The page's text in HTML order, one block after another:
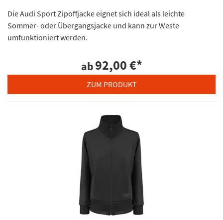
Die Audi Sport Zipoffjacke eignet sich ideal als leichte
Sommer- oder Übergangsjacke und kann zur Weste
umfunktioniert werden.
ab92,00 €*
ZUM PRODUKT